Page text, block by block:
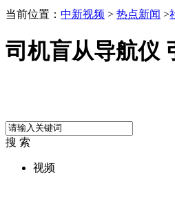
当前位置： 中新视频 > 热点新闻 >
司机盲从导航仪
搜 索
视频